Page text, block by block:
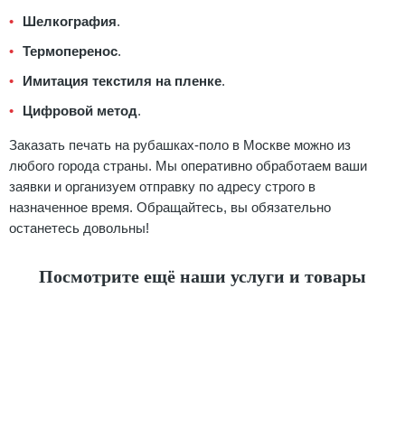
Шелкография.
Термоперенос.
Имитация текстиля на пленке.
Цифровой метод.
Заказать печать на рубашках-поло в Москве можно из
любого города страны. Мы оперативно обработаем ваши
заявки и организуем отправку по адресу строго в
назначенное время. Обращайтесь, вы обязательно
останетесь довольны!
Посмотрите ещё наши услуги и товары